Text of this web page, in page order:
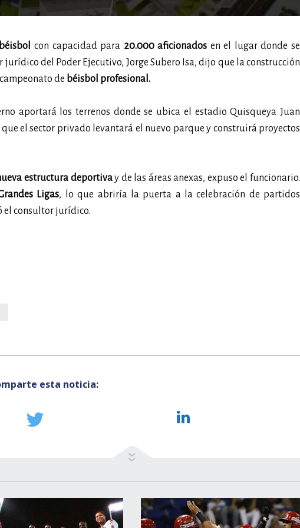
con capacidad para 20.000 aficionados en el lugar donde se
del Poder Ejecutivo, Jorge Subero Isa, dijo que la construcción
de béisbol profesional.
aportará los terrenos donde se ubica el estadio Quisqueya Juan
el sector privado levantará el nuevo parque y construirá proyectos
estructura deportivay de las áreas anexas, expuso el funcionario.
Ligas, lo que abriría la puerta a la celebración de partidos
el consultor jurídico.
esta noticia: